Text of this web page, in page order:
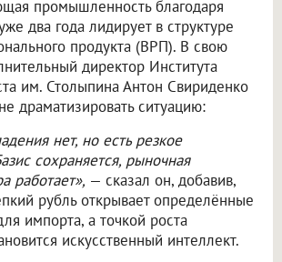
промышленность благодаря
два года лидирует в структуре
продукта (ВРП). В свою
директор Института
им. Столыпина Антон Свириденко
драматизировать ситуацию:
нет, но есть резкое
сохраняется, рыночная
работает», — сказал он, добавив,
рубль открывает определённые
импорта, а точкой роста
искусственный интеллект.